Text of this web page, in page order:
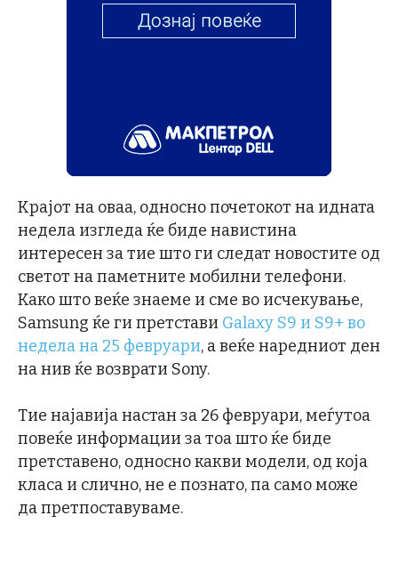
Крајот на оваа, односно почетокот на идната
недела изгледа ќе биде навистина
интересен за тие што ги следат новостите од
светот на паметните мобилни телефони.
Како што веќе знаеме и сме во исчекување,
Samsung ќе ги претстави Galaxy S9 и S9+ во
недела на 25 февруари, а веќе наредниот ден
на нив ќе возврати Sony.
Тие најавија настан за 26 февруари, меѓутоа
повеќе информации за тоа што ќе биде
претставено, односно какви модели, од која
класа и слично, не е познато, па само може
да претпоставуваме.